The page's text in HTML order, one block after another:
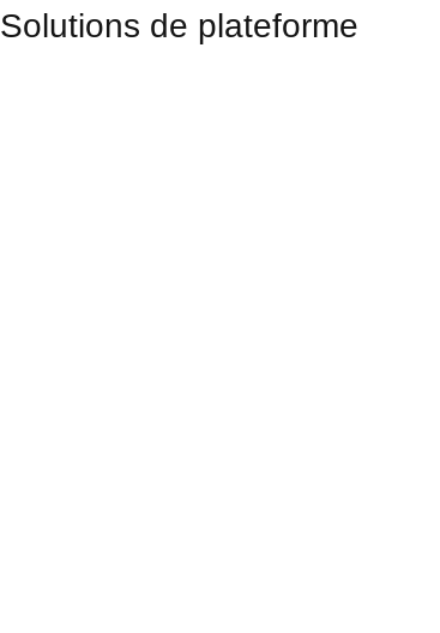
Solutions de plateforme